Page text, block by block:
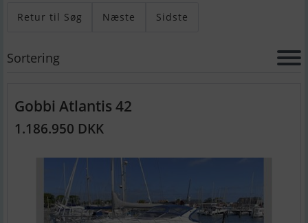
Retur til Søg Næste Sidste
Sortering
Gobbi Atlantis 42
1.186.950 DKK